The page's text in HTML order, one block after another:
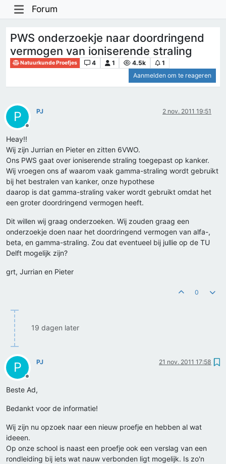
Forum
PWS onderzoekje naar doordringend
vermogen van ioniserende straling
Natuurkunde Proefjes 4 1 4.5k
1
Aanmelden om te reageren
P
Offline
PJ 2 nov. 2011 19:51
Heay!!
Wij zijn Jurrian en Pieter en zitten 6VWO.
Ons PWS gaat over ioniserende straling toegepast op kanker.
Wij vroegen ons af waarom vaak gamma-straling wordt gebruikt
bij het bestralen van kanker, onze hypothese
daarop is dat gamma-straling vaker wordt gebruikt omdat het
een groter doordringend vermogen heeft.
Dit willen wij graag onderzoeken. Wij zouden graag een
onderzoekje doen naar het doordringend vermogen van alfa-,
beta, en gamma-straling. Zou dat eventueel bij jullie op de TU
Delft mogelijk zijn?
grt, Jurrian en Pieter
0
19 dagen later
P
Offline
PJ 21 nov. 2011 17:58
Beste Ad,
Bedankt voor de informatie!
Wij zijn nu opzoek naar een nieuw proefje en hebben al wat
ideeen.
Op onze school is naast een proefje ook een verslag van een
rondleiding bij iets wat nauw verbonden ligt mogelijk. Is zo'n